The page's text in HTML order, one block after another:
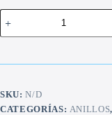
Anillo
triple
cantidad
SKU:N/D
CATEGORÍAS: ANILLOS,